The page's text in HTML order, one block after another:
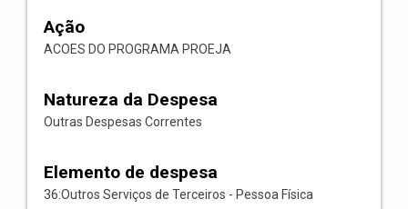
Ação
ACOES DO PROGRAMA PROEJA
Natureza da Despesa
Outras Despesas Correntes
Elemento de despesa
36:Outros Serviços de Terceiros - Pessoa Física